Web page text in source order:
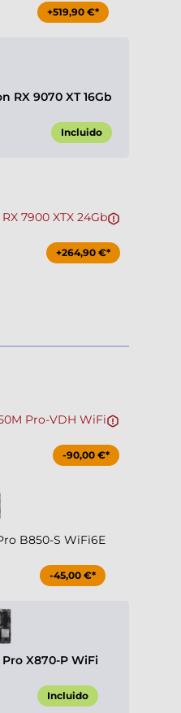
+519,90 €*
RX 9070 XT 16Gb
Incluido
7900 XTX 24Gb
+264,90 €*
Pro-VDH WiFi
-90,00 €*
B850-S WiFi6E
-45,00 €*
Pro X870-P WiFi
Incluido